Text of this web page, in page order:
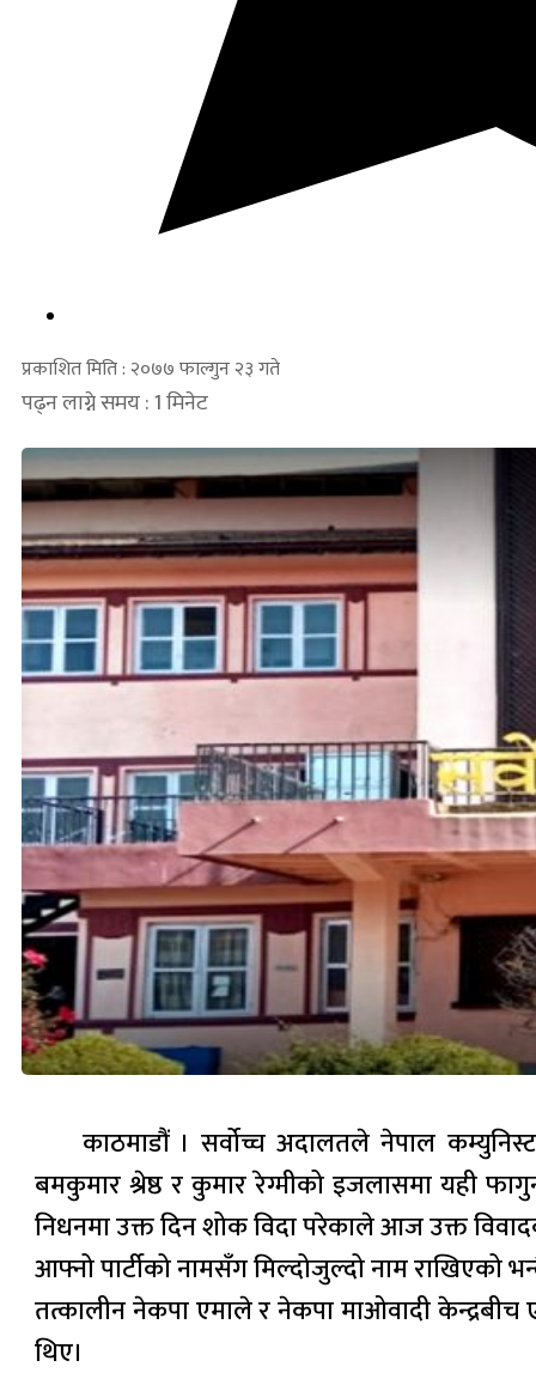
प्रकाशित मिति : २०७७ फाल्गुन २३ गते
पढ्न लाग्ने समय : 1 मिनेट
काठमाडौं । सर्वोच्च अदालतले नेपाल
बमकुमार श्रेष्ठ र कुमार रेग्मीको इजलासमा यही
निधनमा उक्त दिन शोक विदा परेकाले आज उक्त
आफ्नो पार्टीको नामसँग मिल्दोजुल्दो नाम राखिएको
तत्कालीन नेकपा एमाले र नेकपा माओवादी केन्द्रबीच
थिए।